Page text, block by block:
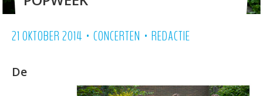
21 OKTOBER 2014 • CONCERTEN • REDACTIE
De